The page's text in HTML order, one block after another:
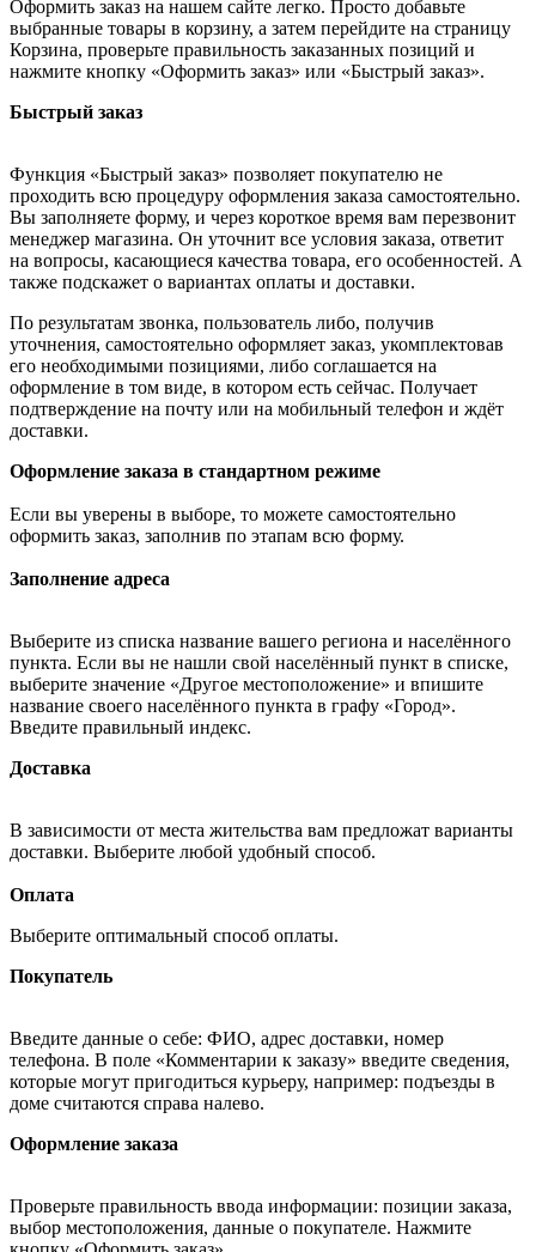
Оформить заказ на нашем сайте легко. Просто добавьте
выбранные товары в корзину, а затем перейдите на страницу
Корзина, проверьте правильность заказанных позиций и
нажмите кнопку «Оформить заказ» или «Быстрый заказ».
Быстрый заказ
Функция «Быстрый заказ» позволяет покупателю не
проходить всю процедуру оформления заказа самостоятельно.
Вы заполняете форму, и через короткое время вам перезвонит
менеджер магазина. Он уточнит все условия заказа, ответит
на вопросы, касающиеся качества товара, его особенностей. А
также подскажет о вариантах оплаты и доставки.
По результатам звонка, пользователь либо, получив
уточнения, самостоятельно оформляет заказ, укомплектовав
его необходимыми позициями, либо соглашается на
оформление в том виде, в котором есть сейчас. Получает
подтверждение на почту или на мобильный телефон и ждёт
доставки.
Оформление заказа в стандартном режиме
Если вы уверены в выборе, то можете самостоятельно
оформить заказ, заполнив по этапам всю форму.
Заполнение адреса
Выберите из списка название вашего региона и населённого
пункта. Если вы не нашли свой населённый пункт в списке,
выберите значение «Другое местоположение» и впишите
название своего населённого пункта в графу «Город».
Введите правильный индекс.
Доставка
В зависимости от места жительства вам предложат варианты
доставки. Выберите любой удобный способ.
Оплата
Выберите оптимальный способ оплаты.
Покупатель
Введите данные о себе: ФИО, адрес доставки, номер
телефона. В поле «Комментарии к заказу» введите сведения,
которые могут пригодиться курьеру, например: подъезды в
доме считаются справа налево.
Оформление заказа
Проверьте правильность ввода информации: позиции заказа,
выбор местоположения, данные о покупателе. Нажмите